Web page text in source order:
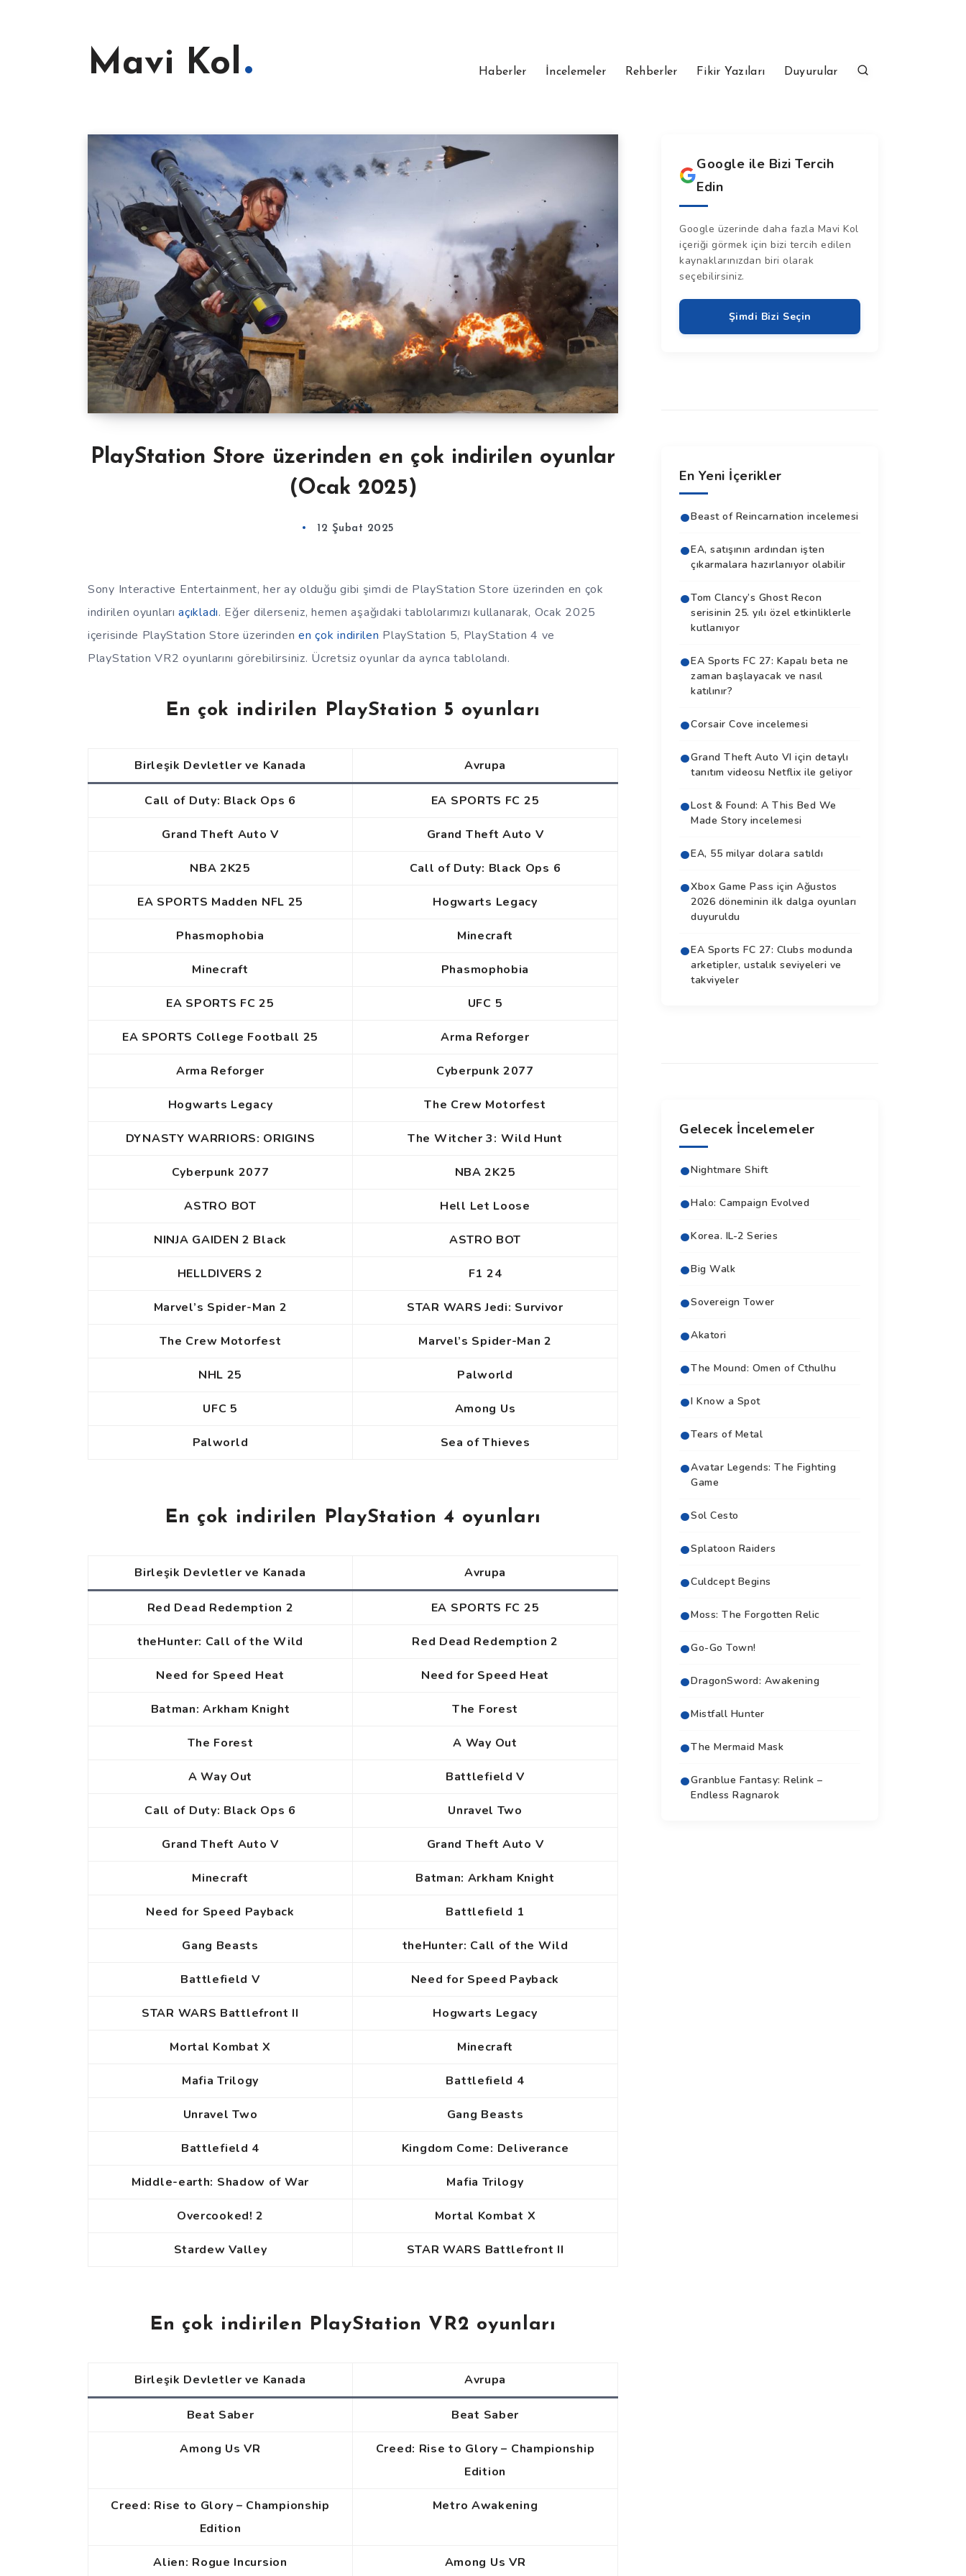
Mavi Kol Haberler İncelemeler Rehberler Fikir Yazıları Duyurular
PlayStation Store üzerinden en çok indirilen oyunlar
(Ocak 2025)
12 Şubat 2025
Sony Interactive Entertainment, her ay olduğu gibi şimdi de PlayStation Store üzerinden en çok
indirilen oyunlarıaçıkladı. Eğer dilerseniz, hemen aşağıdaki tablolarımızı kullanarak, Ocak 2025
içerisinde PlayStation Store üzerindenen çok indirilen PlayStation 5, PlayStation 4 ve
PlayStation VR2 oyunlarını görebilirsiniz. Ücretsiz oyunlar da ayrıca tablolandı.
En çok indirilen PlayStation 5 oyunları
Birleşik Devletler ve Kanada Avrupa
Call of Duty: Black Ops 6 EA SPORTS FC 25
Grand Theft Auto V Grand Theft Auto V
NBA 2K25 Call of Duty: Black Ops 6
EA SPORTS Madden NFL 25 Hogwarts Legacy
Phasmophobia Minecraft
Minecraft Phasmophobia
EA SPORTS FC 25 UFC 5
EA SPORTS College Football 25 Arma Reforger
Arma Reforger Cyberpunk 2077
Hogwarts Legacy The Crew Motorfest
DYNASTY WARRIORS: ORIGINS The Witcher 3: Wild Hunt
Cyberpunk 2077 NBA 2K25
ASTRO BOT Hell Let Loose
NINJA GAIDEN 2 Black ASTRO BOT
HELLDIVERS 2 F1 24
Marvel’s Spider-Man 2 STAR WARS Jedi: Survivor
The Crew Motorfest Marvel’s Spider-Man 2
NHL 25 Palworld
UFC 5 Among Us
Palworld Sea of Thieves
En çok indirilen PlayStation 4 oyunları
Birleşik Devletler ve Kanada Avrupa
Red Dead Redemption 2 EA SPORTS FC 25
theHunter: Call of the Wild Red Dead Redemption 2
Need for Speed Heat Need for Speed Heat
Batman: Arkham Knight The Forest
The Forest A Way Out
A Way Out Battlefield V
Call of Duty: Black Ops 6 Unravel Two
Grand Theft Auto V Grand Theft Auto V
Minecraft Batman: Arkham Knight
Need for Speed Payback Battlefield 1
Gang Beasts theHunter: Call of the Wild
Battlefield V Need for Speed Payback
STAR WARS Battlefront II Hogwarts Legacy
Mortal Kombat X Minecraft
Mafia Trilogy Battlefield 4
Unravel Two Gang Beasts
Battlefield 4 Kingdom Come: Deliverance
Middle-earth: Shadow of War Mafia Trilogy
Overcooked! 2 Mortal Kombat X
Stardew Valley STAR WARS Battlefront II
En çok indirilen PlayStation VR2 oyunları
Birleşik Devletler ve Kanada Avrupa
Beat Saber Beat Saber
Among Us VR
Creed: Rise to Glory – Championship
Edition
Creed: Rise to Glory – Championship
Edition
Metro Awakening
Alien: Rogue Incursion Among Us VR
Google ile Bizi Tercih
Edin
Google üzerinde daha fazla Mavi Kol
içeriği görmek için bizi tercih edilen
kaynaklarınızdan biri olarak
seçebilirsiniz.
Şimdi Bizi Seçin
En Yeni İçerikler
Beast of Reincarnation incelemesi
EA, satışının ardından işten
çıkarmalara hazırlanıyor olabilir
Tom Clancy’s Ghost Recon
serisinin 25. yılı özel etkinliklerle
kutlanıyor
EA Sports FC 27: Kapalı beta ne
zaman başlayacak ve nasıl
katılınır?
Corsair Cove incelemesi
Grand Theft Auto VI için detaylı
tanıtım videosu Netflix ile geliyor
Lost & Found: A This Bed We
Made Story incelemesi
EA, 55 milyar dolara satıldı
Xbox Game Pass için Ağustos
2026 döneminin ilk dalga oyunları
duyuruldu
EA Sports FC 27: Clubs modunda
arketipler, ustalık seviyeleri ve
takviyeler
Gelecek İncelemeler
Nightmare Shift
Halo: Campaign Evolved
Korea. IL-2 Series
Big Walk
Sovereign Tower
Akatori
The Mound: Omen of Cthulhu
I Know a Spot
Tears of Metal
Avatar Legends: The Fighting
Game
Sol Cesto
Splatoon Raiders
Culdcept Begins
Moss: The Forgotten Relic
Go-Go Town!
DragonSword: Awakening
Mistfall Hunter
The Mermaid Mask
Granblue Fantasy: Relink –
Endless Ragnarok